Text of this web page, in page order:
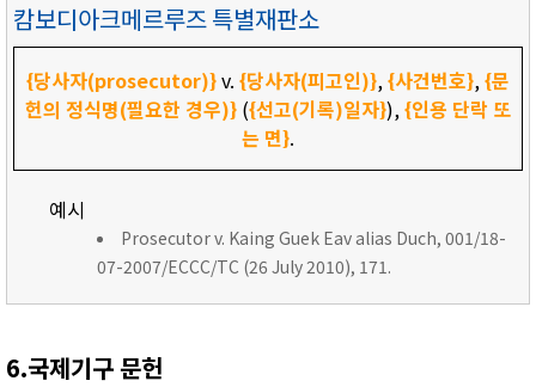
캄보디아크메르루즈 특별재판소
{당사자(prosecutor)}v. {당사자(피고인)},{사건번호},{문
헌의 정식명(필요한 경우)} ({선고(기록)일자}),{인용 단락 또
는 면}.
예시
Prosecutor v. Kaing Guek Eav alias Duch, 001/18-
07-2007/ECCC/TC (26 July 2010), 171.
6.국제기구 문헌